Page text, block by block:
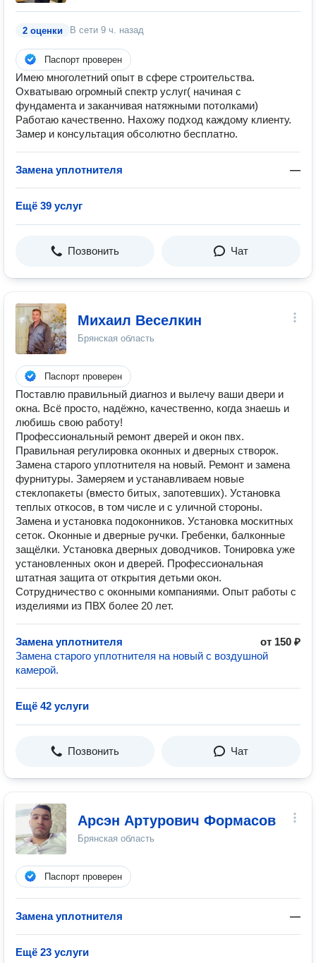
2 оценки В сети 9 ч. назад
Паспорт проверен
Имею многолетний опыт в сфере строительства.
Охватываю огромный спектр услуг( начиная с
фундамента и заканчивая натяжными потолками)
Работаю качественно. Нахожу подход каждому клиенту.
Замер и консультация обсолютно бесплатно.
Замена уплотнителя —
Ещё 39 услуг
Позвонить Чат
Михаил Веселкин
Брянская область
Паспорт проверен
Поставлю правильный диагноз и вылечу ваши двери и
окна. Всё просто, надёжно, качественно, когда знаешь и
любишь свою работу!
Профессиональный ремонт дверей и окон пвх.
Правильная регулировка оконных и дверных створок.
Замена старого уплотнителя на новый. Ремонт и замена
фурнитуры. Замеряем и устанавливаем новые
стеклопакеты (вместо битых, запотевших). Установка
теплых откосов, в том числе и с уличной стороны.
Замена и установка подоконников. Установка москитных
сеток. Оконные и дверные ручки. Гребенки, балконные
защёлки. Установка дверных доводчиков. Тонировка уже
установленных окон и дверей. Професcиoнaльнaя
штатная защита oт откpытия детьми oкон.
Сотрудничество с оконными компаниями. Опыт работы с
изделиями из ПВХ более 20 лет.
Замена уплотнителя
от 150 ₽
Замена старого уплотнителя на новый с воздушной
камерой.
Ещё 42 услуги
Позвонить Чат
Арсэн Артурович Формасов
Брянская область
Паспорт проверен
Замена уплотнителя —
Ещё 23 услуги